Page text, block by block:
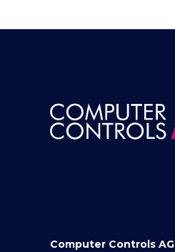
Computer Controls AG